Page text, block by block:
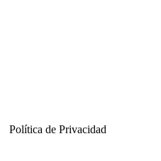
Política de Privacidad